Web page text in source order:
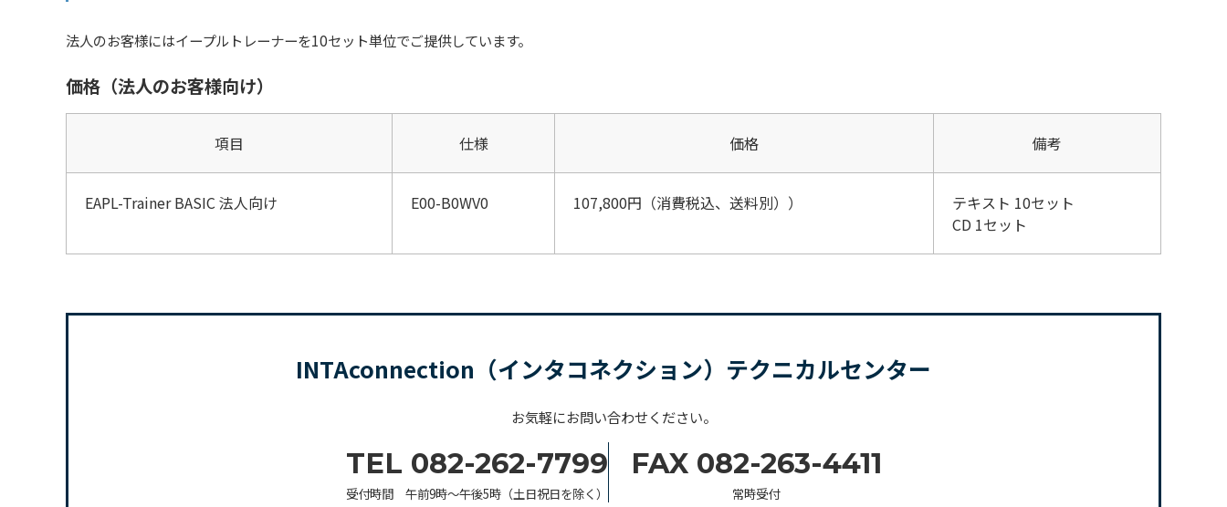
法人のお客様にはイープルトレーナーを10セット単位でご提供しています。
価格（法人のお客様向け）
項目 仕様 価格 備考
EAPL-Trainer BASIC 法人向け E00-B0WV0 107,800円（消費税込、送料別））
テキスト 10セット
CD 1セット
INTAconnection（インタコネクション）テクニカルセンター
お気軽にお問い合わせください。
TEL 082-262-7799
受付時間 午前9時〜午後5時（土日祝日を除く）
FAX 082-263-4411
常時受付